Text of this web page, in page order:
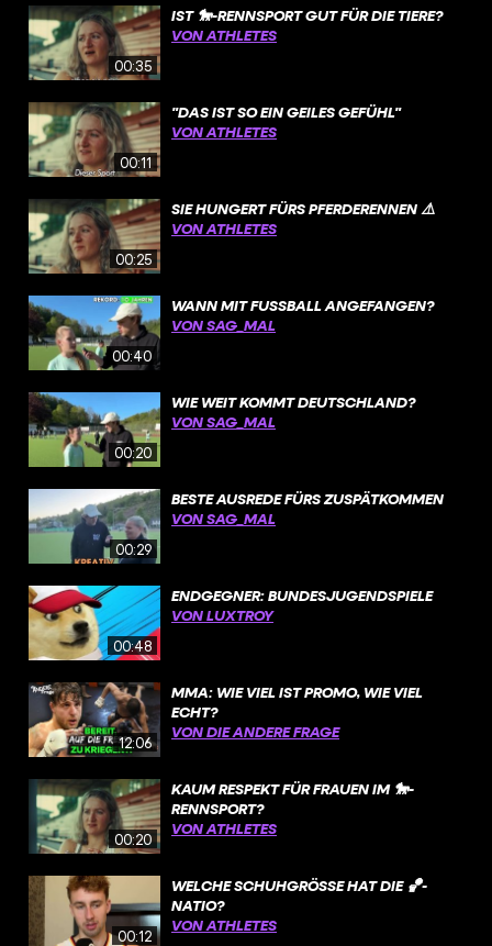
00:35
IST 🐎-RENNSPORT GUT FÜR DIE TIERE?
VON ATHLETES
00:11
"DAS IST SO EIN GEILES GEFÜHL"
VON ATHLETES
00:25
SIE HUNGERT FÜRS PFERDERENNEN ⚠️
VON ATHLETES
00:40
WANN MIT FUSSBALL ANGEFANGEN?
VON SAG_MAL
00:20
WIE WEIT KOMMT DEUTSCHLAND?
VON SAG_MAL
00:29
BESTE AUSREDE FÜRS ZUSPÄTKOMMEN
VON SAG_MAL
00:48
ENDGEGNER: BUNDESJUGENDSPIELE
VON LUXTROY
12:06
MMA: WIE VIEL IST PROMO, WIE VIEL
ECHT?
VON DIE ANDERE FRAGE
00:20
KAUM RESPEKT FÜR FRAUEN IM 🐎-
RENNSPORT?
VON ATHLETES
00:12
WELCHE SCHUHGRÖSSE HAT DIE 🏀-N
ATIO?
VON ATHLETES